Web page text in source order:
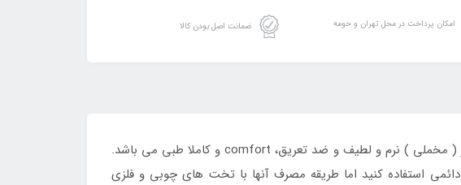
امکان پرداخت در محل تهران و حومه ضمانت اصل بودن کالا
تخت بادی جیلونگ،محصول درجه یک کشور چین با کیفیت بالا و قیمت مناسب بفروش می رسد. رویه جیر ( مخملی ) نرم و لطیف و ضد تعریق، comfort و کاملا طبی می باشد.
دائمی استفاده کنید اما طریقه مصرف آنها با تخت های چوبی و فلزی